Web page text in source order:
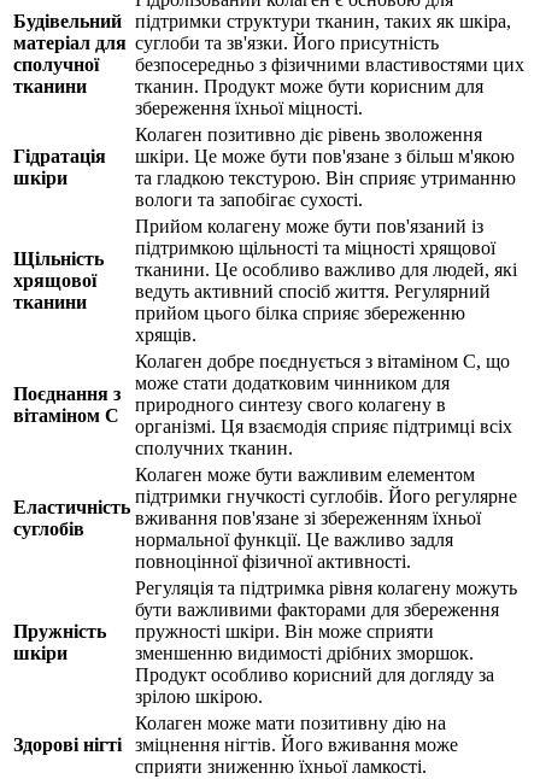
Будівельний
матеріал для
сполучної
тканини
підтримки структури тканин, таких як шкіра,
суглоби та зв'язки. Його присутність
безпосередньо з фізичними властивостями цих
тканин. Продукт може бути корисним для
збереження їхньої міцності.
Гідратація
шкіри
Колаген позитивно діє рівень зволоження
шкіри. Це може бути пов'язане з більш м'якою
та гладкою текстурою. Він сприяє утриманню
вологи та запобігає сухості.
Щільність
хрящової
тканини
Прийом колагену може бути пов'язаний із
підтримкою щільності та міцності хрящової
тканини. Це особливо важливо для людей, які
ведуть активний спосіб життя. Регулярний
прийом цього білка сприяє збереженню
хрящів.
Поєднання з
вітаміном C
Колаген добре поєднується з вітаміном C, що
може стати додатковим чинником для
природного синтезу свого колагену в
організмі. Ця взаємодія сприяє підтримці всіх
сполучних тканин.
Еластичність
суглобів
Колаген може бути важливим елементом
підтримки гнучкості суглобів. Його регулярне
вживання пов'язане зі збереженням їхньої
нормальної функції. Це важливо задля
повноцінної фізичної активності.
Пружність
шкіри
Регуляція та підтримка рівня колагену можуть
бути важливими факторами для збереження
пружності шкіри. Він може сприяти
зменшенню видимості дрібних зморшок.
Продукт особливо корисний для догляду за
зрілою шкірою.
Здорові нігті
Колаген може мати позитивну дію на
зміцнення нігтів. Його вживання може
сприяти зниженню їхньої ламкості.